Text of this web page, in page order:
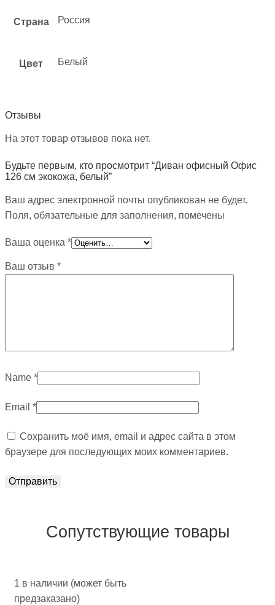
Страна Россия
Цвет Белый
Отзывы
На этот товар отзывов пока нет.
Будьте первым, кто просмотрит “Диван офисный Офис
126 см экокожа, белый”
Ваш адрес электронной почты опубликован не будет.
Поля, обязательные для заполнения, помечены
Ваша оценка *
Ваш отзыв *
Name *
Email *
Сохранить моё имя, email и адрес сайта в этом
браузере для последующих моих комментариев.
Сопутствующие товары
1 в наличии (может быть
предзаказано)